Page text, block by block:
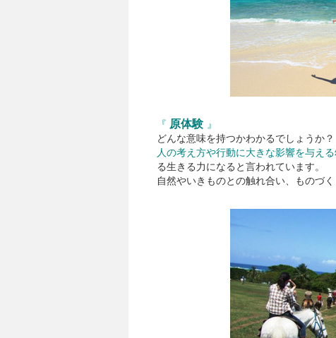
『 原体験 』
どんな意味を持つかわかるでしょうか？
人の考え方や行動に大きな影響を与え
る生きる力になると言われています。
自然やいきものとの触れ合い、ものづ